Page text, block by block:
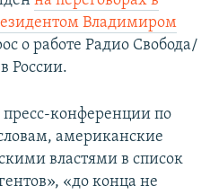
Владимиром
о работе Радио Свобода/
России.
конференции по
американские
властями в список
«до конца не